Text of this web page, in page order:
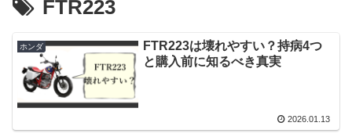
FTR223
ホンダ
FTR223は壊れやすい？持病4つ
と購入前に知るべき真実
2026.01.13